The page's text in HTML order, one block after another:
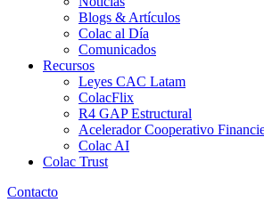
Blogs & Artículos
Colac al Día
Comunicados
Recursos
Leyes CAC Latam
ColacFlix
R4 GAP Estructural
Acelerador Cooperativo
Colac AI
Colac Trust
Contacto